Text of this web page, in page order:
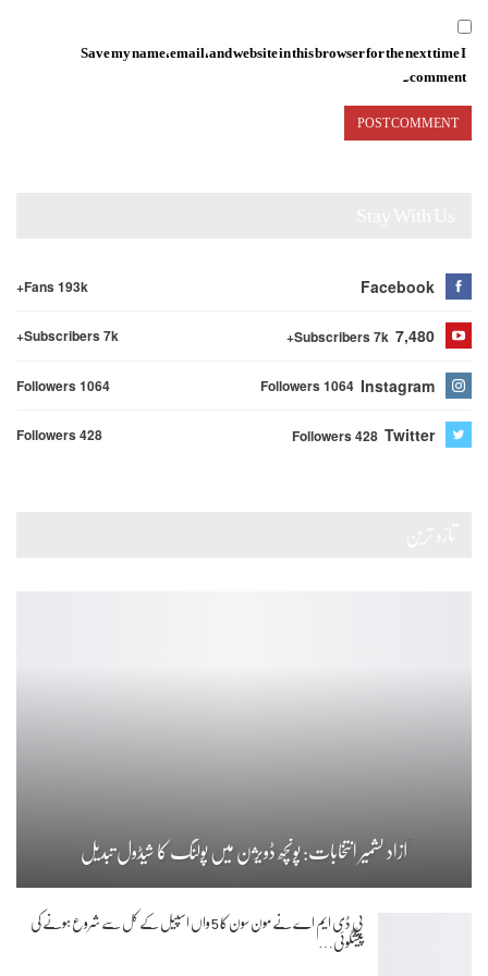
Save my name, email, and website in this browser for the next time I
comment.
Facebook
Fans 193k+
7,480
Subscribers 7k+
Subscribers 7k+
Instagram
Followers 1064
Followers 1064
Twitter
Followers 428
Followers 428
آزاد کشمیر انتخابات: پونچھ ڈویژن میں پولنگ کا شیڈول تبدیل
پی ڈی ایم اے نے مون سون کا 5 واں اسپیل کے کل سے شروع ہونے کی
پیشگوئی…